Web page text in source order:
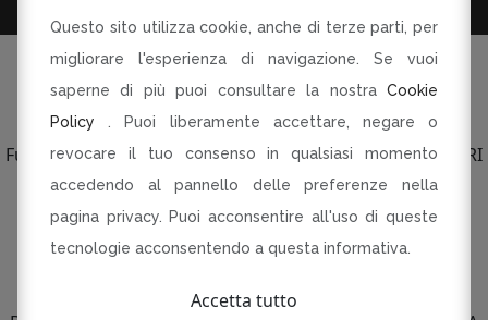
©Tutti i diritti riservati
Fusorari di Dania Botti e C SAS p.le Torti 5 Modena PI CF RI
03134230360
R-INNOVARE PER RI-PARTIRE
Progetto cofinanziato dal Fondo europeo di sviluppo
Bando QUALIFICAZIONE E VALORIZZAZIONE
Questo sito utilizza cookie, anche di terze parti, per
migliorare l'esperienza di navigazione. Se vuoi
saperne di più puoi consultare la nostra Cookie
Policy . Puoi liberamente accettare, negare o
revocare il tuo consenso in qualsiasi momento
accedendo al pannello delle preferenze nella
pagina privacy. Puoi acconsentire all'uso di queste
tecnologie acconsentendo a questa informativa.
Accetta tutto